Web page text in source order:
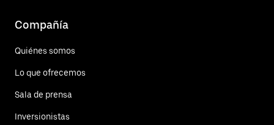
Compañía
Quiénes somos
Lo que ofrecemos
Sala de prensa
Inversionistas